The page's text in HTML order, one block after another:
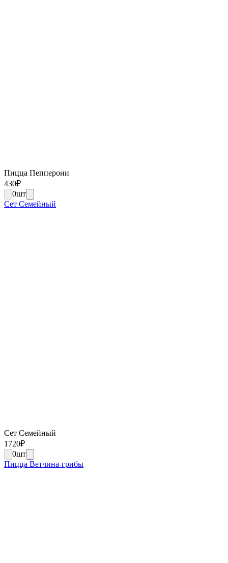
Пицца Пепперони
430₽
0шт
Сет Семейный
Сет Семейный
1720₽
0шт
Пицца Ветчина-грибы